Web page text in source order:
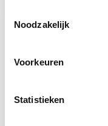
Noodzakelijk
Voorkeuren
Statistieken